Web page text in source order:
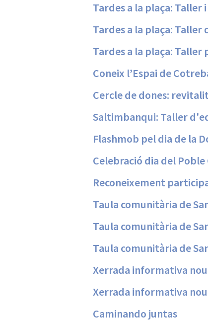
Tardes a la plaça: Taller
Tardes a la plaça: Taller
Tardes a la plaça:
Coneix l’Espai de
Cercle de dones:
Saltimbanqui: Taller
Flashmob pel dia de la
Celebració dia del Poble
Reconeixement
Taula comunitària de
Taula comunitària de
Taula comunitària de
Xerrada informativa
Xerrada informativa
Caminando juntas